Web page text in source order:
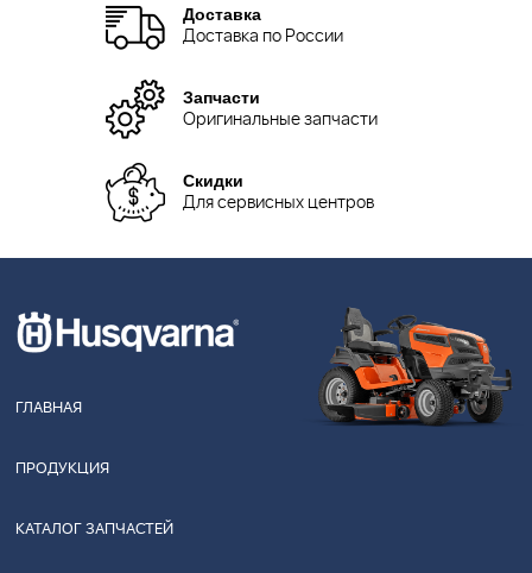
Доставка
Доставка по России
Запчасти
Оригинальные запчасти
Скидки
Для сервисных центров
ГЛАВНАЯ
ПРОДУКЦИЯ
КАТАЛОГ ЗАПЧАСТЕЙ